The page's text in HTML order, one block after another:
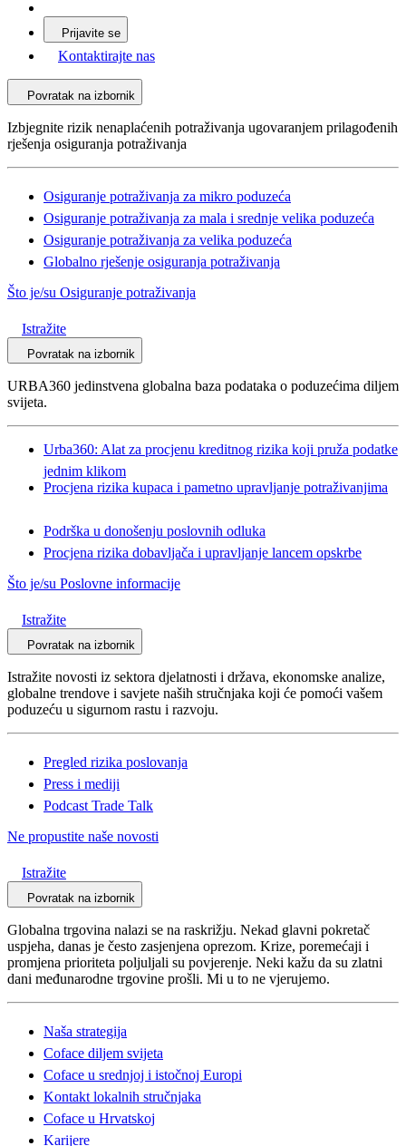
Prijavite se
Kontaktirajte nas
Povratak na izbornik
Izbjegnite rizik nenaplaćenih potraživanja ugovaranjem prilagođenih
rješenja osiguranja potraživanja
Osiguranje potraživanja za mikro poduzeća
Osiguranje potraživanja za mala i srednje velika poduzeća
Osiguranje potraživanja za velika poduzeća
Globalno rješenje osiguranja potraživanja
Što je/su Osiguranje potraživanja
Istražite
Povratak na izbornik
URBA360 jedinstvena globalna baza podataka o poduzećima diljem
svijeta.
Urba360: Alat za procjenu kreditnog rizika koji pruža podatke
jednim klikom
Procjena rizika kupaca i pametno upravljanje potraživanjima
Podrška u donošenju poslovnih odluka
Procjena rizika dobavljača i upravljanje lancem opskrbe
Što je/su Poslovne informacije
Istražite
Povratak na izbornik
Istražite novosti iz sektora djelatnosti i država, ekonomske analize,
globalne trendove i savjete naših stručnjaka koji će pomoći vašem
poduzeću u sigurnom rastu i razvoju.
Pregled rizika poslovanja
Press i mediji
Podcast Trade Talk
Ne propustite naše novosti
Istražite
Povratak na izbornik
Globalna trgovina nalazi se na raskrižju. Nekad glavni pokretač
uspjeha, danas je često zasjenjena oprezom. Krize, poremećaji i
promjena prioriteta poljuljali su povjerenje. Neki kažu da su zlatni
dani međunarodne trgovine prošli. Mi u to ne vjerujemo.
Naša strategija
Coface diljem svijeta
Coface u srednjoj i istočnoj Europi
Kontakt lokalnih stručnjaka
Coface u Hrvatskoj
Karijere